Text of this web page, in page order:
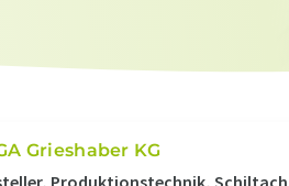
Grieshaber KG
Produktionstechnik,